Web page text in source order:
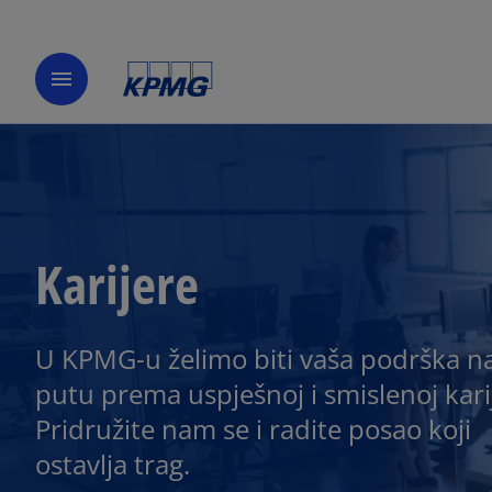
menu
Karijere
U KPMG-u želimo biti vaša podrška
putu prema uspješnoj i smislenoj
Pridružite nam se i radite posao koji
ostavlja trag.